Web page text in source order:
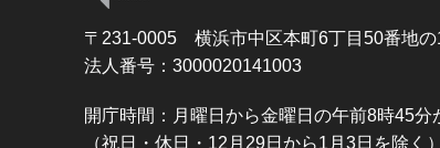
〒231-0005 横浜市中区本町6丁目50番地
法人番号：3000020141003
開庁時間：月曜日から金曜日の午前8時45
（祝日・休日・12月29日から1月3日を除く）